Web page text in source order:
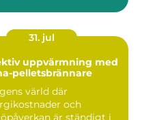
31. jul
uppvärmning med
pelletsbrännare
värld där
och
är ständigt i